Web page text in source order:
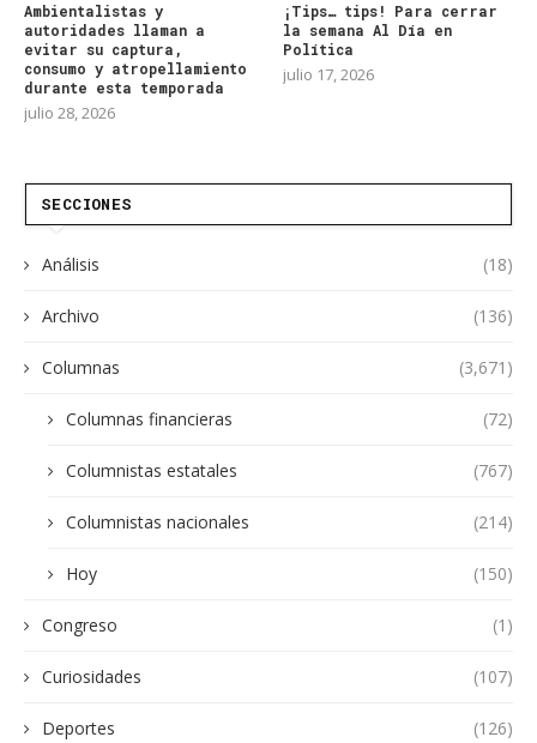
Ambientalistas y
autoridades llaman a
evitar su captura,
consumo y atropellamiento
durante esta temporada
julio 28, 2026
¡Tips… tips! Para cerrar
la semana Al Día en
Política
julio 17, 2026
SECCIONES
Análisis (18)
Archivo (136)
Columnas (3,671)
Columnas financieras (72)
Columnistas estatales (767)
Columnistas nacionales (214)
Hoy (150)
Congreso (1)
Curiosidades (107)
Deportes (126)